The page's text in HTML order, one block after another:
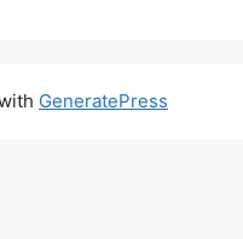
GeneratePress